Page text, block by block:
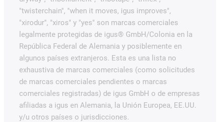
"twisterchain", "when it moves, igus improves",
"xirodur", "xiros" y "yes" son marcas comerciales
legalmente protegidas de igus® GmbH/Colonia en la
República Federal de Alemania y posiblemente en
algunos países extranjeros. Esta es una lista no
exhaustiva de marcas comerciales (como solicitudes
de marcas comerciales pendientes o marcas
comerciales registradas) de igus GmbH o de empresas
afiliadas a igus en Alemania, la Unión Europea, EE.UU.
y/u otros países o jurisdicciones.